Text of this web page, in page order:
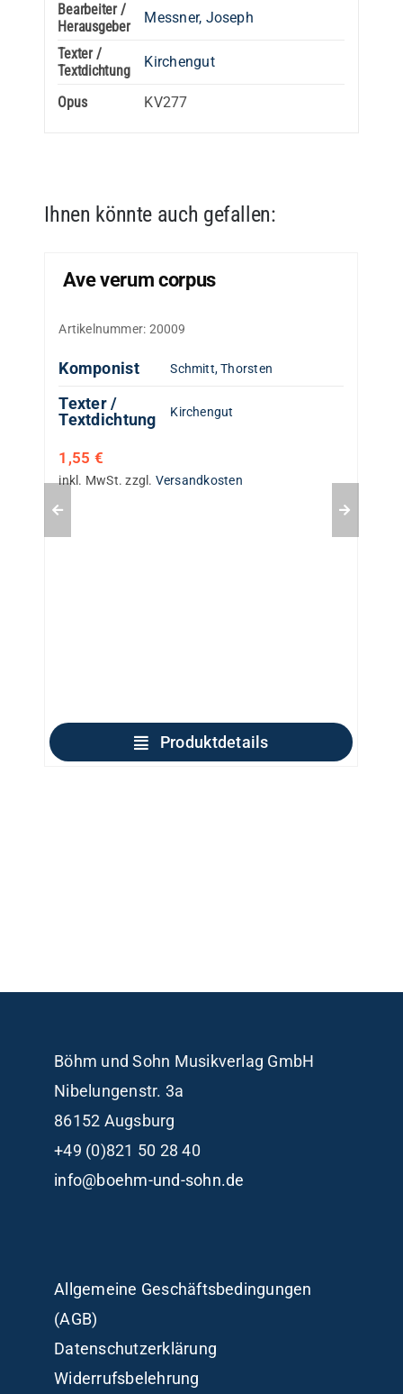
Bearbeiter /
Herausgeber
Messner, Joseph
Texter /
Textdichtung
Kirchengut
Opus KV277
Ihnen könnte auch gefallen:
Ave verum corpus
Artikelnummer: 20009
Komponist Schmitt, Thorsten
Texter /
Textdichtung
Kirchengut
1,55 €
inkl. MwSt. zzgl. Versandkosten
Produktdetails
Böhm und Sohn Musikverlag GmbH
Nibelungenstr. 3a
86152 Augsburg
+49 (0)821 50 28 40
info@boehm-und-sohn.de
Allgemeine Geschäftsbedingungen
(AGB)
Datenschutzerklärung
Widerrufsbelehrung